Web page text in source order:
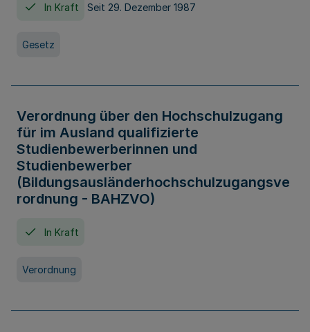
In Kraft Seit 29. Dezember 1987
Gesetz
Verordnung über den Hochschulzugang
für im Ausland qualifizierte
Studienbewerberinnen und
Studienbewerber
(Bildungsausländerhochschulzugangsve
rordnung - BAHZVO)
In Kraft
Verordnung